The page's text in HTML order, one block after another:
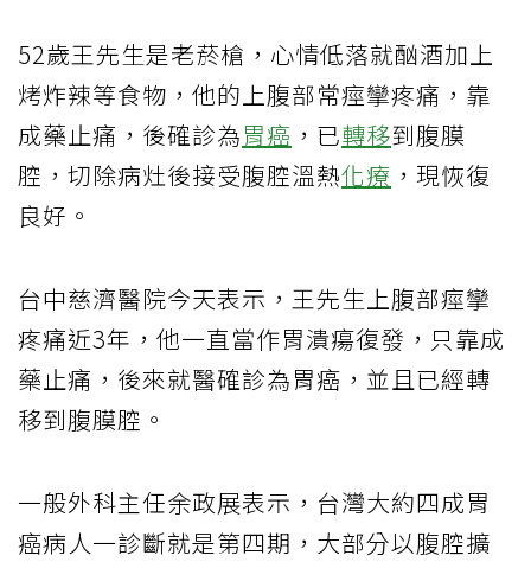
52歲王先生是老菸槍，心情低落就酗酒加上
烤炸辣等食物，他的上腹部常痙攣疼痛，靠
成藥止痛，後確診為胃癌 ，已轉移到腹膜
腔，切除病灶後接受腹腔溫熱化療 ，現恢復
良好。
台中慈濟醫院今天表示，王先生上腹部痙攣
疼痛近3年，他一直當作胃潰瘍復發，只靠成
藥止痛，後來就醫確診為胃癌，並且已經轉
移到腹膜腔。
一般外科主任余政展表示，台灣大約四成胃
癌病人一診斷就是第四期，大部分以腹腔擴